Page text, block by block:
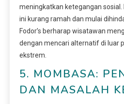
meningkatkan ketegangan sosial.
ini kurang ramah dan mulai
Fodor’s berharap wisatawan
dengan mencari alternatif di luar
ekstrem.
5. MOMBASA:
DAN MASALAH